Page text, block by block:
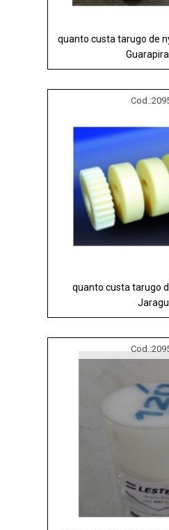
quanto custa tarugo de
Cod.:
quanto custa tarugo
Cod.: